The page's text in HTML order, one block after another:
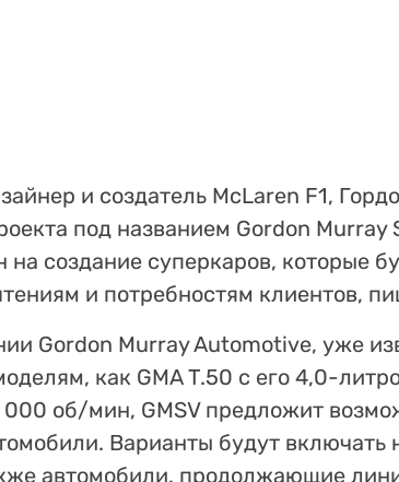
и создатель McLaren F1,
под названием Gordon Murray
на создание суперкаров, которые
и потребностям клиентов,
Gordon Murray Automotive, уже
как GMA T.50 с его 4,0-
об/мин, GMSV предложит
Варианты будут
автомобили, продолжающие